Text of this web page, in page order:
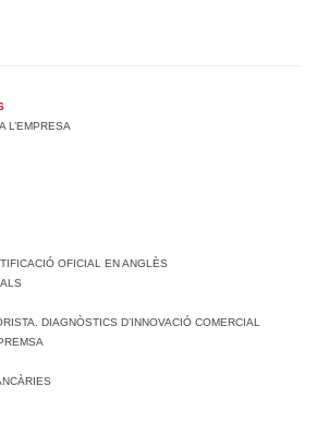
L’EMPRESA
OFICIAL EN ANGLÈS
DIAGNÒSTICS D’INNOVACIÓ COMERCIAL